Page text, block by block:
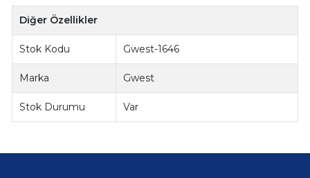
Diğer Özellikler
Stok Kodu Gwest-1646
Marka Gwest
Stok Durumu Var